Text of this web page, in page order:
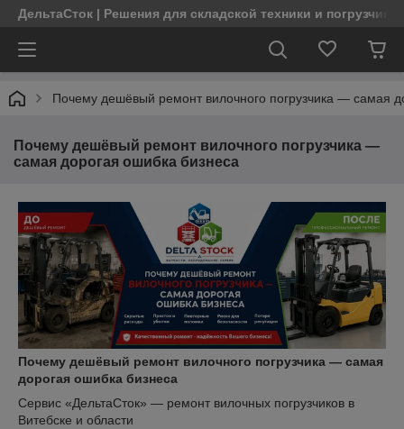
ДельтаСток | Решения для складской техники и
Почему дешёвый ремонт вилочного погрузчика — самая
Почему дешёвый ремонт вилочного погрузчика —
самая дорогая ошибка бизнеса
Почему дешёвый ремонт вилочного погрузчика — самая
дорогая ошибка бизнеса
Сервис «ДельтаСток» — ремонт вилочных погрузчиков в
Витебске и области